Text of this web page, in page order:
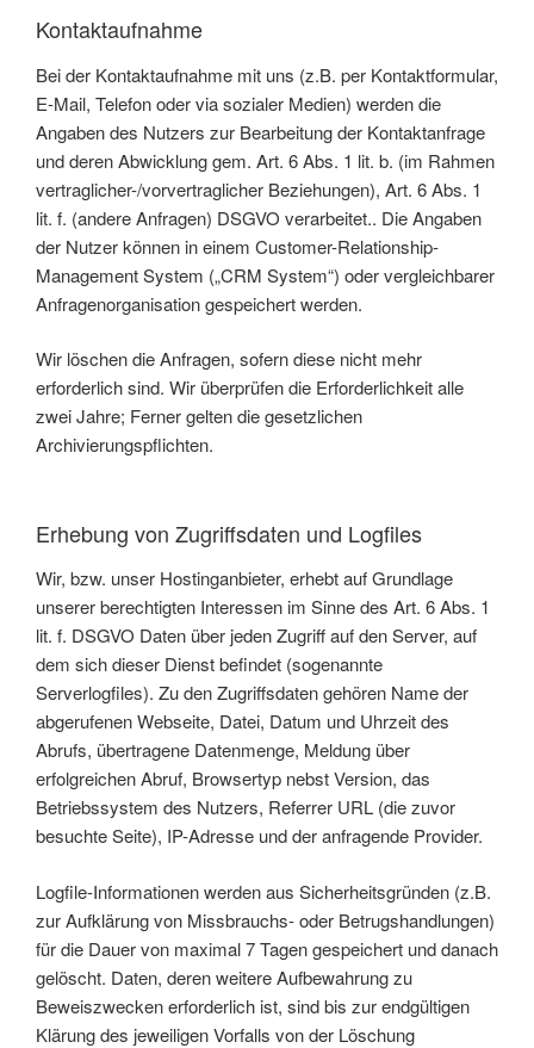
Kontaktaufnahme
Bei der Kontaktaufnahme mit uns (z.B. per Kontaktformular,
E-Mail, Telefon oder via sozialer Medien) werden die
Angaben des Nutzers zur Bearbeitung der Kontaktanfrage
und deren Abwicklung gem. Art. 6 Abs. 1 lit. b. (im Rahmen
vertraglicher-/vorvertraglicher Beziehungen), Art. 6 Abs. 1
lit. f. (andere Anfragen) DSGVO verarbeitet.. Die Angaben
der Nutzer können in einem Customer-Relationship-
Management System („CRM System“) oder vergleichbarer
Anfragenorganisation gespeichert werden.
Wir löschen die Anfragen, sofern diese nicht mehr
erforderlich sind. Wir überprüfen die Erforderlichkeit alle
zwei Jahre; Ferner gelten die gesetzlichen
Archivierungspflichten.
Erhebung von Zugriffsdaten und Logfiles
Wir, bzw. unser Hostinganbieter, erhebt auf Grundlage
unserer berechtigten Interessen im Sinne des Art. 6 Abs. 1
lit. f. DSGVO Daten über jeden Zugriff auf den Server, auf
dem sich dieser Dienst befindet (sogenannte
Serverlogfiles). Zu den Zugriffsdaten gehören Name der
abgerufenen Webseite, Datei, Datum und Uhrzeit des
Abrufs, übertragene Datenmenge, Meldung über
erfolgreichen Abruf, Browsertyp nebst Version, das
Betriebssystem des Nutzers, Referrer URL (die zuvor
besuchte Seite), IP-Adresse und der anfragende Provider.
Logfile-Informationen werden aus Sicherheitsgründen (z.B.
zur Aufklärung von Missbrauchs- oder Betrugshandlungen)
für die Dauer von maximal 7 Tagen gespeichert und danach
gelöscht. Daten, deren weitere Aufbewahrung zu
Beweiszwecken erforderlich ist, sind bis zur endgültigen
Klärung des jeweiligen Vorfalls von der Löschung